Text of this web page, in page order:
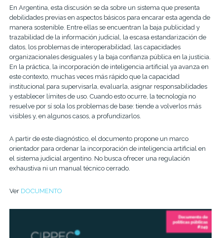
En Argentina, esta discusión se da sobre un sistema que presenta
debilidades previas en aspectos básicos para encarar esta agenda de
manera sostenible. Entre ellas se encuentran la baja publicidad y
trazabilidad de la información judicial, la escasa estandarización de
datos, los problemas de interoperabilidad, las capacidades
organizacionales desiguales y la baja confianza pública en la justicia.
En la práctica, la incorporación de inteligencia artificial ya avanza en
este contexto, muchas veces más rápido que la capacidad
institucional para supervisarla, evaluarla, asignar responsabilidades
y establecer límites de uso. Cuando esto ocurre, la tecnología no
resuelve por sí sola los problemas de base: tiende a volverlos más
visibles y, en algunos casos, a profundizarlos.
A partir de este diagnóstico, el documento propone un marco
orientador para ordenar la incorporación de inteligencia artificial en
el sistema judicial argentino. No busca ofrecer una regulación
exhaustiva ni un manual técnico cerrado.
Ver DOCUMENTO